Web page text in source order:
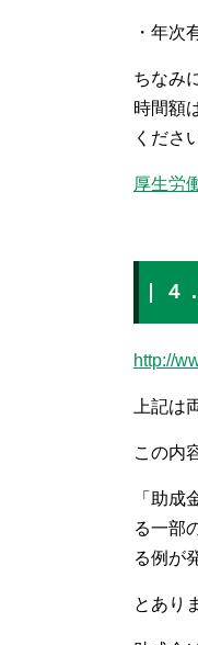
・年
ちなみ
時間額
くださ
厚生労
４
http://
上記は
この内
「助
る一部
る例が
とあり